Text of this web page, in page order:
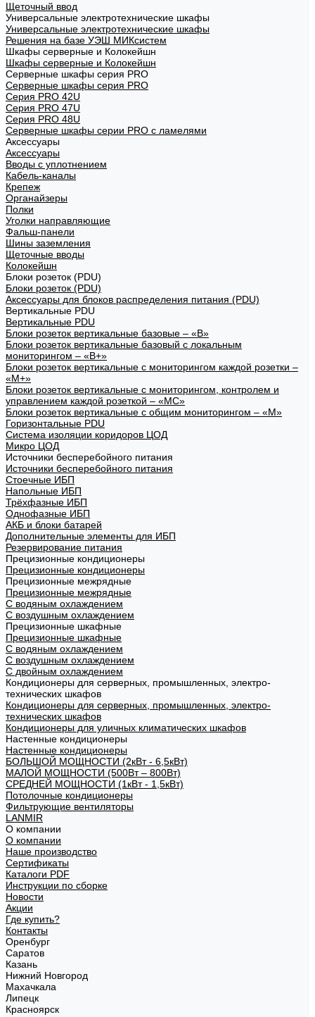
Щеточный ввод
Универсальные электротехнические шкафы
Универсальные электротехнические шкафы
Решения на базе УЭШ МИКсистем
Шкафы серверные и Колокейшн
Шкафы серверные и Колокейшн
Серверные шкафы серия PRO
Серверные шкафы серия PRO
Серия PRO 42U
Серия PRO 47U
Серия PRO 48U
Серверные шкафы серии PRO с ламелями
Аксессуары
Аксессуары
Вводы с уплотнением
Кабель-каналы
Крепеж
Органайзеры
Полки
Уголки направляющие
Фальш-панели
Шины заземления
Щеточные вводы
Колокейшн
Блоки розеток (PDU)
Блоки розеток (PDU)
Аксессуары для блоков распределения питания (PDU)
Вертикальные PDU
Вертикальные PDU
Блоки розеток вертикальные базовые – «В»
Блоки розеток вертикальные базовый с локальным
мониторингом – «В+»
Блоки розеток вертикальные с мониторингом каждой розетки –
«М+»
Блоки розеток вертикальные с мониторингом, контролем и
управлением каждой розеткой – «МС»
Блоки розеток вертикальные с общим мониторингом – «М»
Горизонтальные PDU
Система изоляции коридоров ЦОД
Микро ЦОД
Источники бесперебойного питания
Источники бесперебойного питания
Стоечные ИБП
Напольные ИБП
Трёхфазные ИБП
Однофазные ИБП
АКБ и блоки батарей
Дополнительные элементы для ИБП
Резервирование питания
Прецизионные кондиционеры
Прецизионные кондиционеры
Прецизионные межрядные
Прецизионные межрядные
С водяным охлаждением
С воздушным охлаждением
Прецизионные шкафные
Прецизионные шкафные
С водяным охлаждением
С воздушным охлаждением
С двойным охлаждением
Кондиционеры для серверных, промышленных, электро-
технических шкафов
Кондиционеры для серверных, промышленных, электро-
технических шкафов
Кондиционеры для уличных климатических шкафов
Настенные кондиционеры
Настенные кондиционеры
БОЛЬШОЙ МОЩНОСТИ (2кВт - 6,5кВт)
МАЛОЙ МОЩНОСТИ (500Вт – 800Вт)
СРЕДНЕЙ МОЩНОСТИ (1кВт - 1,5кВт)
Потолочные кондиционеры
Фильтрующие вентиляторы
LANMIR
О компании
О компании
Наше производство
Сертификаты
Каталоги PDF
Инструкции по сборке
Новости
Акции
Где купить?
Контакты
Оренбург
Саратов
Казань
Нижний Новгород
Махачкала
Липецк
Красноярск